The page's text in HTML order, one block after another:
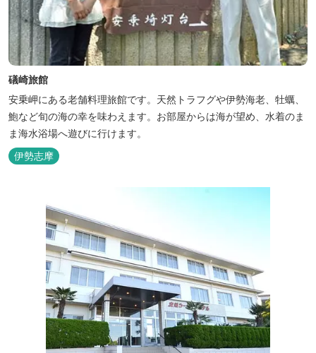
礒崎旅館
安乗岬にある老舗料理旅館です。天然トラフグや伊勢海老、牡蠣、
鮑など旬の海の幸を味わえます。お部屋からは海が望め、水着のま
ま海水浴場へ遊びに行けます。
伊勢志摩